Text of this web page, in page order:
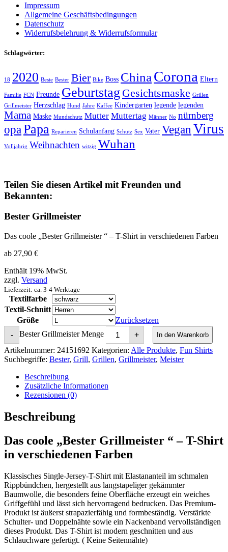
Impressum
Allgemeine Geschäftsbedingungen
Datenschutz
Widerrufsbelehrung & Widerrufsformular
Schlagwörter:
18 2020 Beste Bester Bier Bike Boss China Corona Eltern
Familie FCN Freunde Geburtstag Gesichtsmaske Grillen
Grillmeister Herzschlag Hund Jahre Kaffee Kindergarten legende legenden
Mama Maske Mundschutz Mutter Muttertag Männer No nürnberg
opaPapa Reparieren Schulanfang Schutz Sex Vater Vegan Virus
Volljährig Weihnachten witzig Wuhan
Teilen Sie diesen Artikel mit Freunden und
Bekannten:
Bester Grillmeister
Das coole „Bester Grillmeister “ – T-Shirt in verschiedenen Farben
ab 27,90 €
Enthält 19% MwSt.
zzgl. Versand
Lieferzeit: ca. 3-4 Werktage
Textilfarbe
Textil-Schnitt
Größe
Zurücksetzen
-
Bester Grillmeister Menge + In den Warenkorb
Artikelnummer: 24151692 Kategorien: Alle Produkte, Fun Shirts
Suchbegriffe: Bester, Grill, Grillen, Grillmeister, Meister
Beschreibung
Zusätzliche Informationen
Rezensionen (0)
Beschreibung
Das coole „Bester Grillmeister “ – T-Shirt
in verschiedenen Farben
Klassisches Single-Jersey-T-Shirt mit Elastananteil im schmalen
Rippbündchen, hergestellt aus langstapeliger gekämmter
Baumwolle, die besonders feine Oberfläche erzeugt ein weiches
Griffgefühl und lässt sich hervorragend bedrucken. Das Premium-
Produkt ist äußerst strapazierfähig und formbeständig. Verstärkte
Schulter- und Doppelnähte sowie ein Nackenband vervollständigen
dieses Produkt. Das T-Shirt ist modern geschnitten und aus
Schlauchware gefertigt. ( Keine Seitennähte)